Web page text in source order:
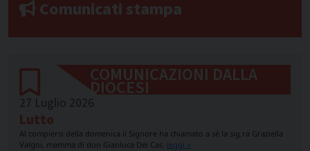
Comunicati stampa
COMUNICAZIONI DALLA
DIOCESI
27 Luglio 2026
Lutto
Al compiersi della domenica il Signore ha chiamato a sé la sig.ra Graziella
Valgoi, mamma di don Gianluca Dei Cas. leggi »